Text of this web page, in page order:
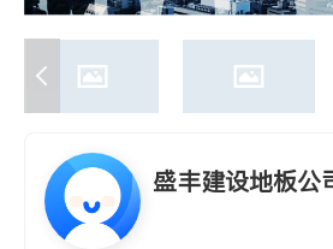
盛丰建设地板公